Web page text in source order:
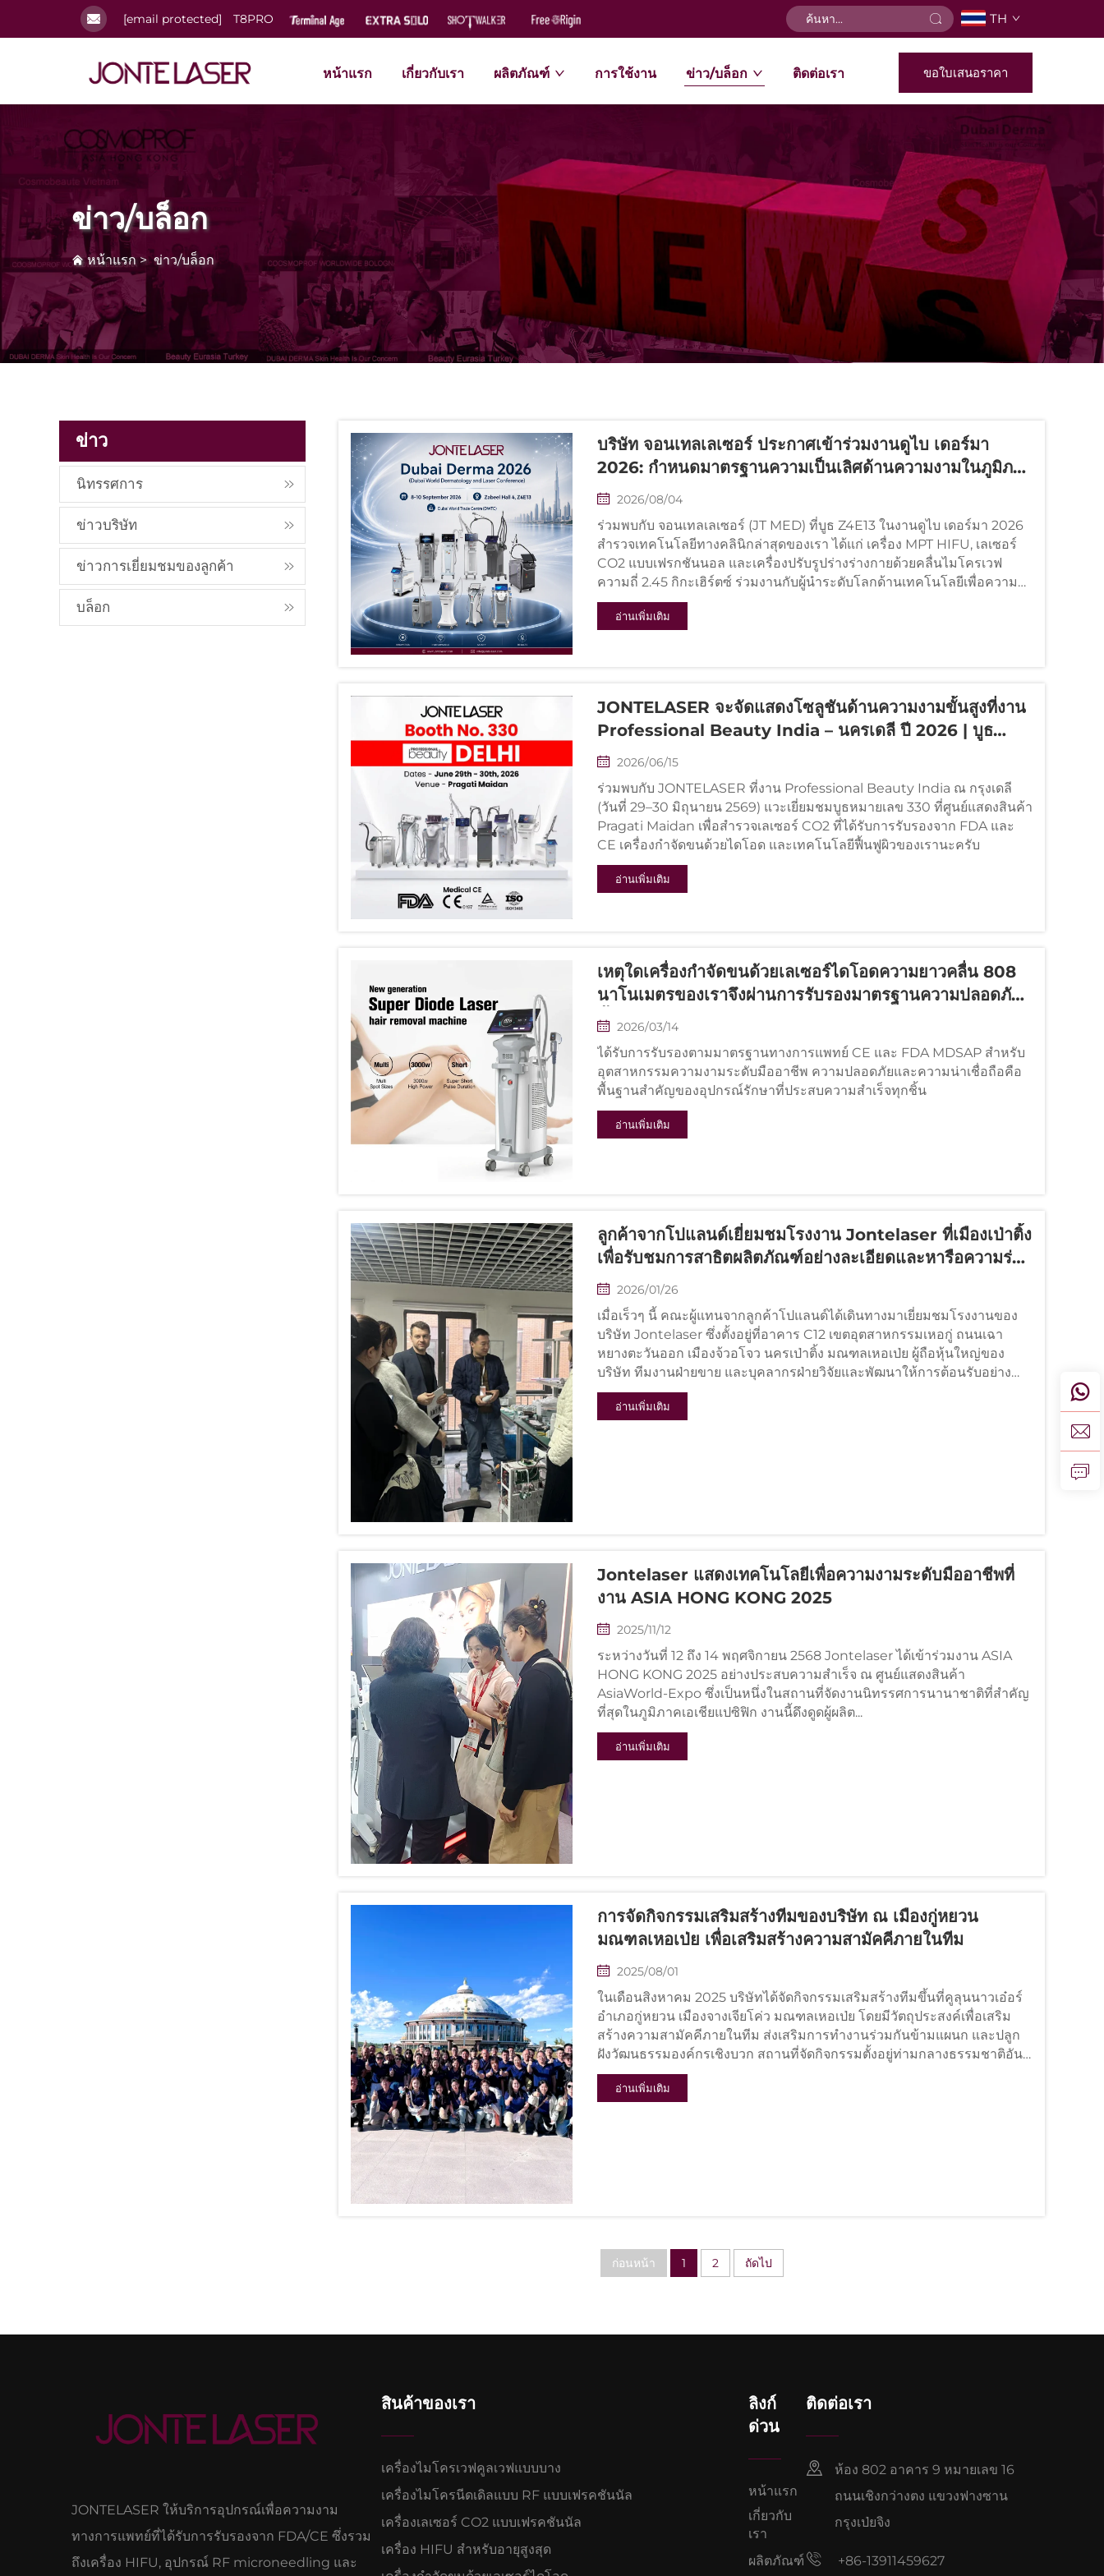
[email protected] T8PRO TH
หน้าแรก เกี่ยวกับเรา ผลิตภัณฑ์ การใช้งาน ข่าว/บล็อก ติดต่อเรา ขอใบเสนอราคา
ข่าว/บล็อก
หน้าแรก>ข่าว/บล็อก
ข่าว
นิทรรศการ
ข่าวบริษัท
ข่าวการเยี่ยมชมของลูกค้า
บล็อก
บริษัท จอนเทลเลเซอร์ ประกาศเข้าร่วมงานดูไบ เดอร์มา
2026: กำหนดมาตรฐานความเป็นเลิศด้านความงามในภูมิภาค
ตะวันออกกลางใหม่
2026/08/04
ร่วมพบกับ จอนเทลเลเซอร์ (JT MED) ที่บูธ Z4E13 ในงานดูไบ เดอร์มา 2026
สำรวจเทคโนโลยีทางคลินิกล่าสุดของเรา ได้แก่ เครื่อง MPT HIFU, เลเซอร์
CO2 แบบเฟรกชันนอล และเครื่องปรับรูปร่างร่างกายด้วยคลื่นไมโครเวฟ
ความถี่ 2.45 กิกะเฮิร์ตซ์ ร่วมงานกับผู้นำระดับโลกด้านเทคโนโลยีเพื่อความ
งาม เพื่อผลลัพธ์ทางคลินิกที่เหนือกว่า
อ่านเพิ่มเติม
JONTELASER จะจัดแสดงโซลูชันด้านความงามขั้นสูงที่งาน
Professional Beauty India – นครเดลี ปี 2026 | บูธ
หมายเลข 330
2026/06/15
ร่วมพบกับ JONTELASER ที่งาน Professional Beauty India ณ กรุงเดลี
(วันที่ 29–30 มิถุนายน 2569) แวะเยี่ยมชมบูธหมายเลข 330 ที่ศูนย์แสดงสินค้า
Pragati Maidan เพื่อสำรวจเลเซอร์ CO2 ที่ได้รับการรับรองจาก FDA และ
CE เครื่องกำจัดขนด้วยไดโอด และเทคโนโลยีฟื้นฟูผิวของเรานะครับ
อ่านเพิ่มเติม
เหตุใดเครื่องกำจัดขนด้วยเลเซอร์ไดโอดความยาวคลื่น 808
นาโนเมตรของเราจึงผ่านการรับรองมาตรฐานความปลอดภัย
ทั้งหมด
2026/03/14
ได้รับการรับรองตามมาตรฐานทางการแพทย์ CE และ FDA MDSAP สำหรับ
อุตสาหกรรมความงามระดับมืออาชีพ ความปลอดภัยและความน่าเชื่อถือคือ
พื้นฐานสำคัญของอุปกรณ์รักษาที่ประสบความสำเร็จทุกชิ้น
อ่านเพิ่มเติม
ลูกค้าจากโปแลนด์เยี่ยมชมโรงงาน Jontelaser ที่เมืองเป่าติ้ง
เพื่อรับชมการสาธิตผลิตภัณฑ์อย่างละเอียดและหารือความร่วม
มือ 2026/01/26
เมื่อเร็วๆ นี้ คณะผู้แทนจากลูกค้าโปแลนด์ได้เดินทางมาเยี่ยมชมโรงงานของ
บริษัท Jontelaser ซึ่งตั้งอยู่ที่อาคาร C12 เขตอุตสาหกรรมเหอกู่ ถนนเฉา
หยางตะวันออก เมืองจ้วอโจว นครเป่าติ้ง มณฑลเหอเป่ย ผู้ถือหุ้นใหญ่ของ
บริษัท ทีมงานฝ่ายขาย และบุคลากรฝ่ายวิจัยและพัฒนาให้การต้อนรับอย่าง
อบอุ่น...
อ่านเพิ่มเติม
Jontelaser แสดงเทคโนโลยีเพื่อความงามระดับมืออาชีพที่
งาน ASIA HONG KONG 2025
2025/11/12
ระหว่างวันที่ 12 ถึง 14 พฤศจิกายน 2568 Jontelaser ได้เข้าร่วมงาน ASIA
HONG KONG 2025 อย่างประสบความสำเร็จ ณ ศูนย์แสดงสินค้า
AsiaWorld-Expo ซึ่งเป็นหนึ่งในสถานที่จัดงานนิทรรศการนานาชาติที่สำคัญ
ที่สุดในภูมิภาคเอเชียแปซิฟิก งานนี้ดึงดูดผู้ผลิต...
อ่านเพิ่มเติม
การจัดกิจกรรมเสริมสร้างทีมของบริษัท ณ เมืองกู่หยวน
มณฑลเหอเป่ย เพื่อเสริมสร้างความสามัคคีภายในทีม
2025/08/01
ในเดือนสิงหาคม 2025 บริษัทได้จัดกิจกรรมเสริมสร้างทีมขึ้นที่คูลุนนาวเอ๋อร์
อำเภอกู่หยวน เมืองจางเจียโค่ว มณฑลเหอเป่ย โดยมีวัตถุประสงค์เพื่อเสริม
สร้างความสามัคคีภายในทีม ส่งเสริมการทำงานร่วมกันข้ามแผนก และปลูก
ฝังวัฒนธรรมองค์กรเชิงบวก สถานที่จัดกิจกรรมตั้งอยู่ท่ามกลางธรรมชาติอัน
งดงาม...
อ่านเพิ่มเติม
ก่อนหน้า 1 2 ถัดไป
JONTELASER ให้บริการอุปกรณ์เพื่อความงาม
ทางการแพทย์ที่ได้รับการรับรองจาก FDA/CE ซึ่งรวม
ถึงเครื่อง HIFU, อุปกรณ์ RF microneedling และ
สินค้าของเรา
เครื่องไมโครเวฟคูลเวฟแบบบาง
เครื่องไมโครนีดเดิลแบบ RF แบบเฟรคชันนัล
เครื่องเลเซอร์ CO2 แบบเฟรคชันนัล
เครื่อง HIFU สำหรับอายุสูงสุด
ลิงก์
ด่วน
หน้าแรก
เกี่ยวกับ
เรา
ผลิตภัณฑ์
ติดต่อเรา
ห้อง 802 อาคาร 9 หมายเลข 16
ถนนเชิงกว่างตง แขวงฟางซาน
กรุงเป่ยจิง
+86-13911459627